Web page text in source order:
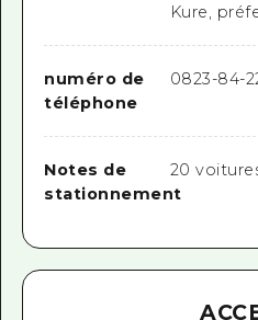
Kure,
numéro de
téléphone
0823-84-
Notes de
stationnement
20